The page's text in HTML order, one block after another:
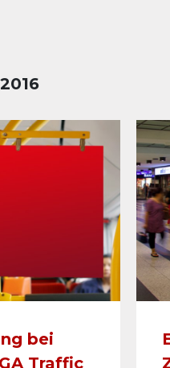
bei
Traffic